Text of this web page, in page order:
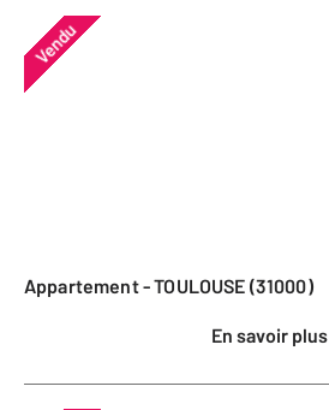
Vendu
Appartement - TOULOUSE (31000)
En savoir plus